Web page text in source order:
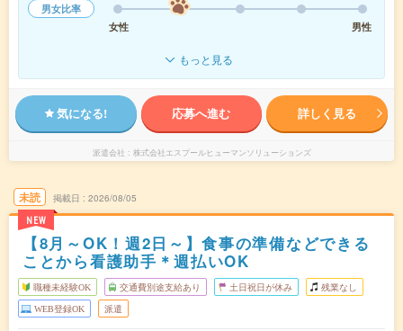
男女比率
女性
男性
もっと見る
気になる! 応募へ進む 詳しく見る
派遣会社 株式会社エスプールヒューマンソリューションズ
未読
NEW
掲載日 2026/08/05
【8月～OK！週2日～】食事の準備などできる
ことから看護助手＊週払いOK
職種未経験OK 交通費別途支給あり 土日祝日が休み 残業なし
WEB登録OK 派遣